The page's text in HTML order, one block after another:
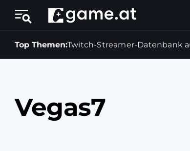
Top Themen:Twitch-Streamer-Datenbank
Vegas7